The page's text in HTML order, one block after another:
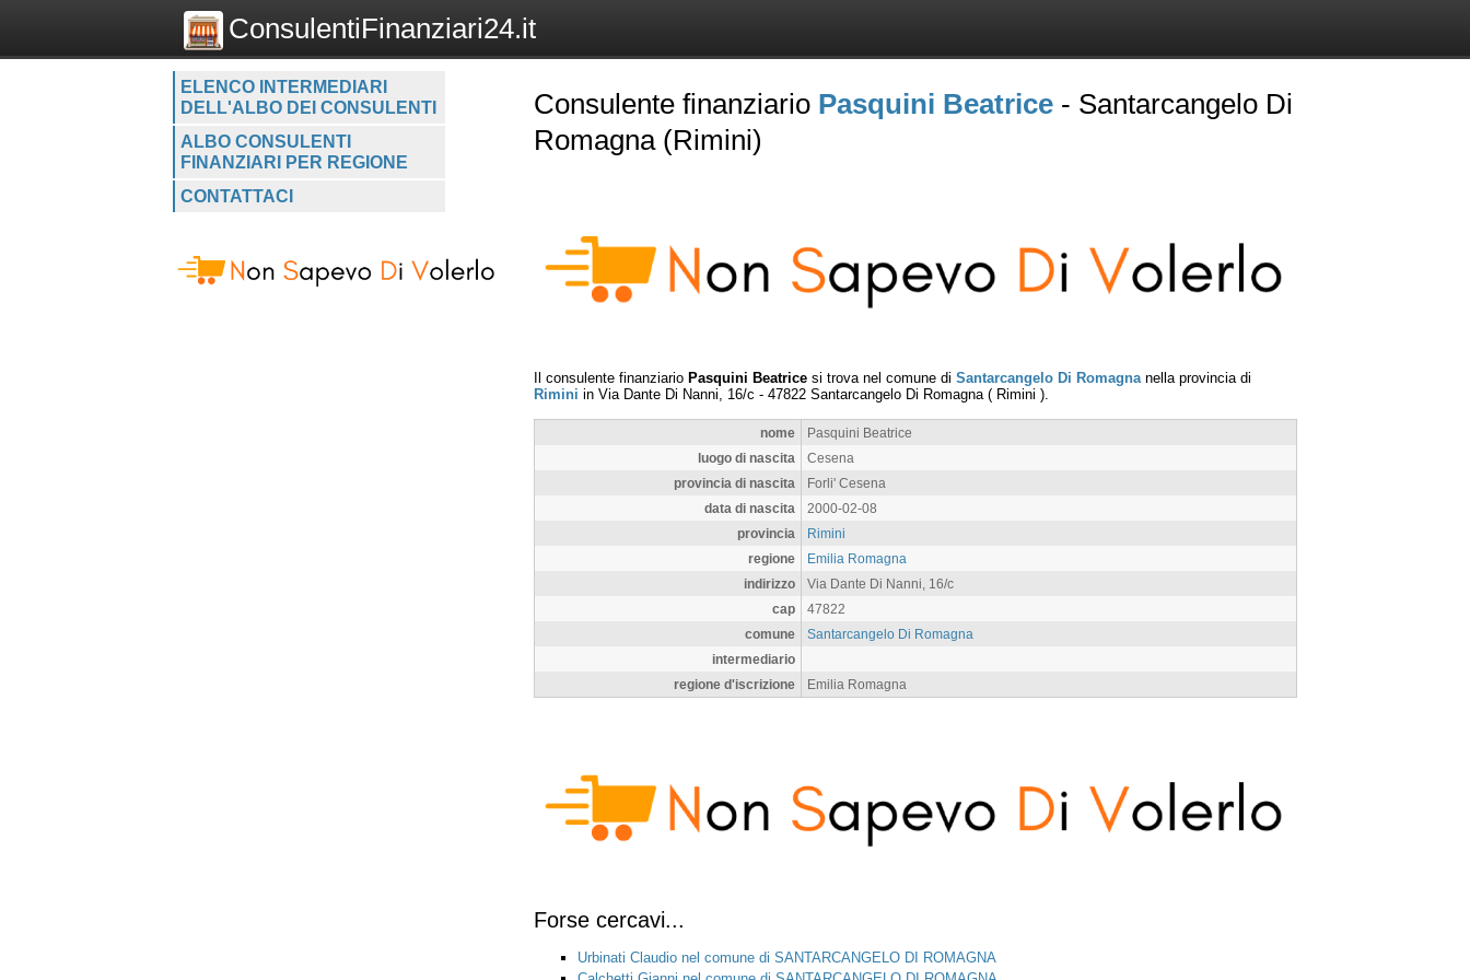
ConsulentiFinanziari24.it
ELENCO INTERMEDIARI
DELL'ALBO DEI CONSULENTI
ALBO CONSULENTI
FINANZIARI PER REGIONE
CONTATTACI
Consulente finanziario Pasquini Beatrice - Santarcangelo Di
Romagna (Rimini)
Il consulente finanziario Pasquini Beatrice si trova nel comune di Santarcangelo Di Romagna nella provincia di
Rimini in Via Dante Di Nanni, 16/c - 47822 Santarcangelo Di Romagna ( Rimini ).
nome
Pasquini Beatrice
luogo di nascita
Cesena
provincia di nascita
Forli' Cesena
data di nascita
2000-02-08
provincia
Rimini
regione
Emilia Romagna
indirizzo
Via Dante Di Nanni, 16/c
cap
47822
comune
Santarcangelo Di Romagna
intermediario
regione d'iscrizione
Emilia Romagna
Forse cercavi...
Urbinati Claudio nel comune di SANTARCANGELO DI ROMAGNA